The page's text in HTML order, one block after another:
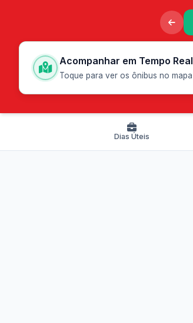
Acompanhar em Tempo Real
Toque para ver os ônibus no mapa
Dias Úteis